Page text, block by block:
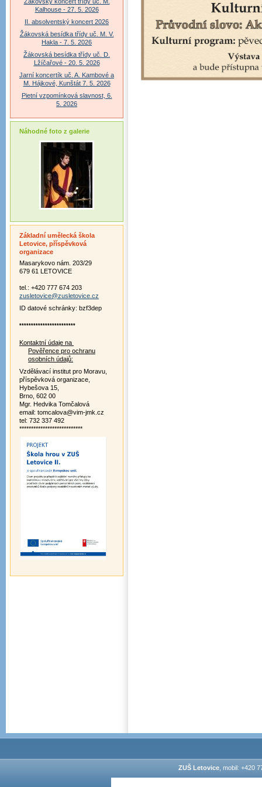
Kalhouse - 27. 5. 2026
II. absolventský koncert 2026
Žákovská besídka třídy uč. M. V.
Hakla - 7. 5. 2026
Žákovská besídka třídy uč. D.
Lžíčařové - 20. 5. 2026
Jarní koncertík uč. A. Kambové a
M. Hájkové, Kunštát 7. 5. 2026
Pietní vzpomínková slavnost, 6.
5. 2026
Náhodné foto z galerie
Základní umělecká škola
Letovice, příspěvková
organizace
Masarykovo nám. 203/29
679 61 LETOVICE
tel.: +420 777 674 203
zusletovice@zusletovice.cz
ID datové schránky: bzf3dep
************************
Kontaktní údaje na
Pověřence pro ochranu
osobních údajů:
Vzdělávací institut pro Moravu,
příspěvková organizace,
Hybešova 15,
Brno, 602 00
Mgr. Hedvika Tomčalová
email: tomcalova@vim-jmk.cz
tel: 732 337 492
***************************
ZUŠ Letovice, mobil: +420